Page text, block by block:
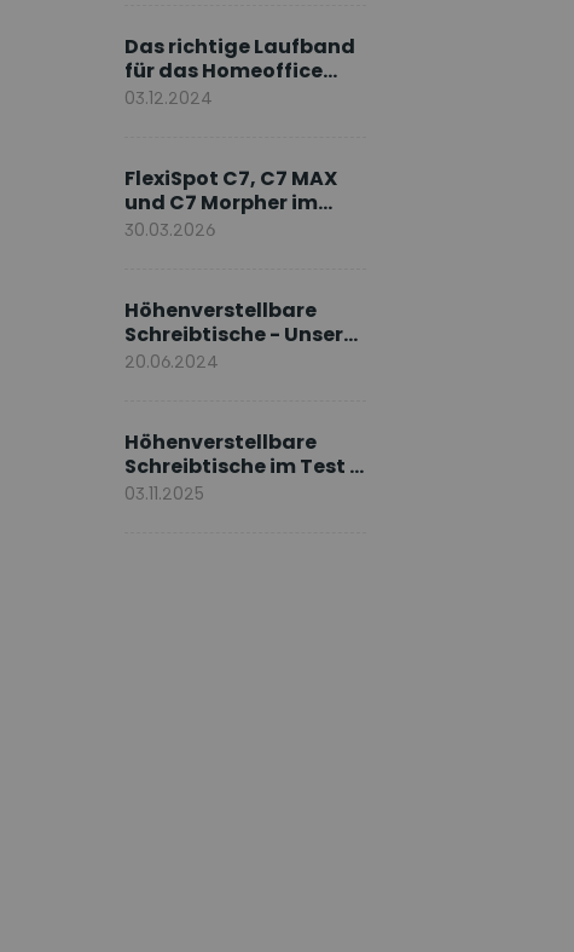
Das richtige Laufband
für das Homeoffice
wählen
03.12.2024
FlexiSpot C7, C7 MAX
und C7 Morpher im
Vergleich: Welches
30.03.2026
Höhenverstellbare
Schreibtische - Unsere
E7-Serie
20.06.2024
Höhenverstellbare
Schreibtische im Test –
Die besten Standing
03.11.2025